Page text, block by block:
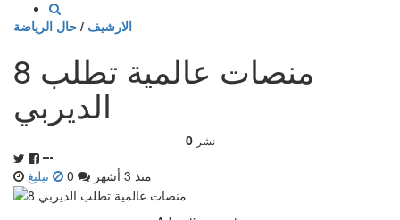
الارشيف / حال الرياضة
8 منصات عالمية تطلب
الديربي
0 نشر
منذ 3 أشهر تبليغ